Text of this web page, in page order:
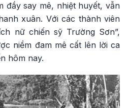
đầy say mê, nhiệt huyết, vẫn
xuân. Với các thành viên
nữ chiến sỹ Trường Sơn”,
niềm đam mê cất lên lời ca
hôm nay.